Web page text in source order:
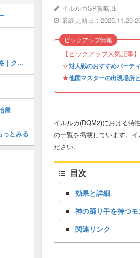
イルルカSP攻略班
最終更新日：2025.11.20
【ピックアップ人気記事】
☆対人戦のおすすめパーテ
★他国マスターの出現場所
ピックアップ情報
イルルカ(DQM2)における特
の一覧を掲載しています。
ださい。
目次
効果と詳細
神の踊り手を持つ
関連リンク
さいごのかぎ（ラスボス）の攻略｜クリア後チャート2
屋
っとみる